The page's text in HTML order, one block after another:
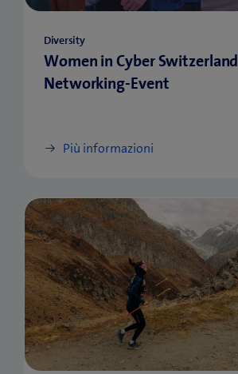
Diversity
Women in Cyber Switzerland
Networking-Event
Più informazioni